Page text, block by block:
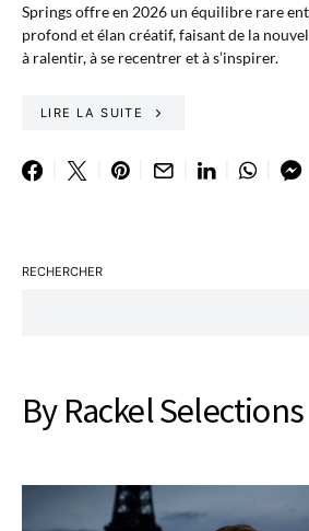
Springs offre en 2026 un équilibre rare
profond et élan créatif, faisant de la
à ralentir, à se recentrer et à s’inspirer.
LIRE LA SUITE
RECHERCHER
By Rackel Selections